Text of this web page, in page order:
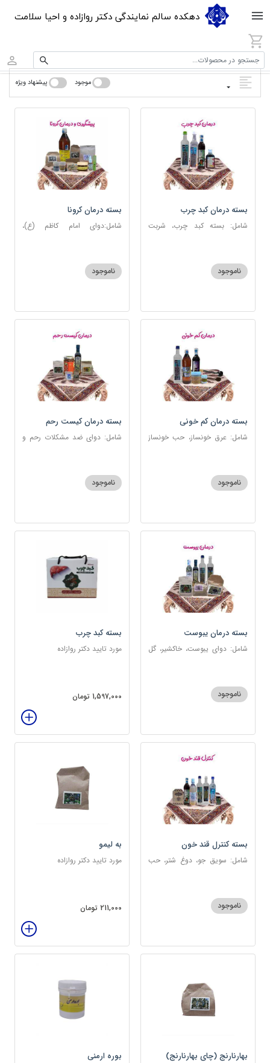
دهکده سالم نمایندگی دکتر روازاده و احیا سلامت
جستجو در محصولات...
موجود پیشنهاد ویژه
بسته درمان کبد چرب
شامل: بسته کبد چرب، شربت
ناموجود
بسته درمان کرونا
شامل:دوای امام کاظم (ع)،
شربت حیات، کندر
ناموجود
بسته درمان کم خونی
شامل: عرق خونساز، حب خونساز
ناموجود
بسته درمان کیست رحم
شامل: دوای ضد مشکلات رحم و
زیتون
ناموجود
بسته درمان یبوست
شامل: دوای یبوست، خاکشیر، گل
ناموجود
بسته کبد چرب
مورد تایید دکتر روازاده
1,597,000 تومان
بسته کنترل قند خون
شامل: سویق جو، دوغ شتر، حب
عسلی-عنصلی
ناموجود
به لیمو
مورد تایید دکتر روازاده
211,000 تومان
بهارنارنج (چای بهارنارنج) بوره ارمنی